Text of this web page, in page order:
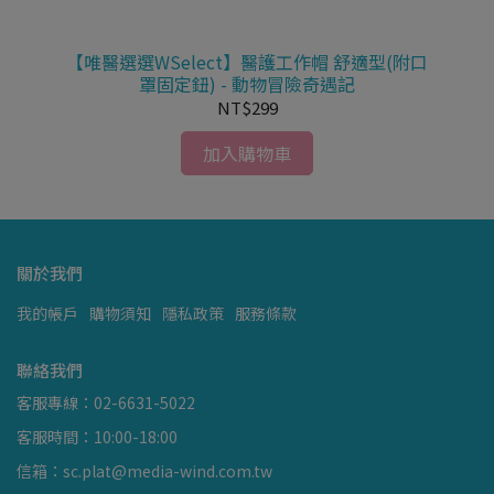
【唯醫選選WSelect】醫護工作帽 舒適型(附口
罩固定鈕) - 動物冒險奇遇記
NT$299
加入購物車
關於我們
我的帳戶 購物須知 隱私政策 服務條款
聯絡我們
客服專線：02-6631-5022
客服時間：10:00-18:00
信箱：sc.plat@media-wind.com.tw